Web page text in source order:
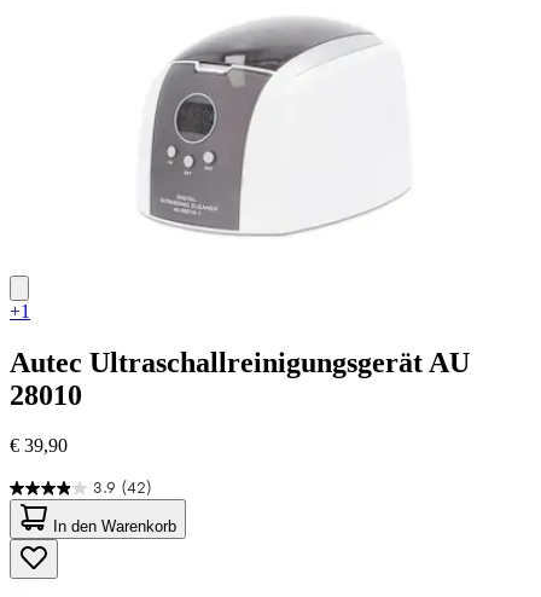
+1
Autec Ultraschallreinigungsgerät AU
28010
€ 39,90
3.9 (42)
3.9
von
5
Sternen.
42
In den Warenkorb